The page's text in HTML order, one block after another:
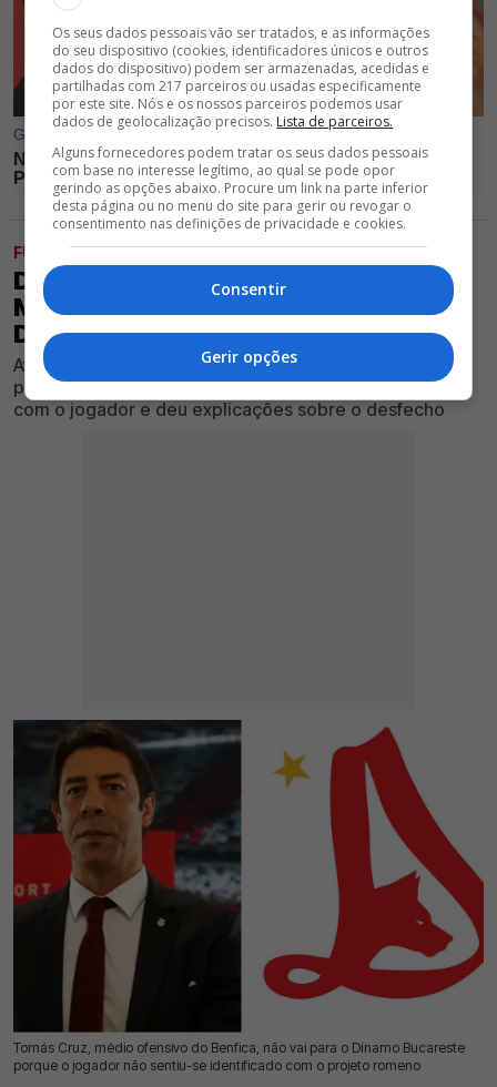
FUTEBOL
DÍNAMO BUCARESTE DESISTE DE
MÉDIO CRIATIVO DO BENFICA DEPOIS
DE "INTERAÇÃO NÃO POSITIVA"
Atleta da equipa encarnada estava com saída
preparada, mas clube romeno não chegou a acordo
com o jogador e deu explicações sobre o desfecho
Tomás Cruz, médio ofensivo do Benfica, não vai para o Dínamo Bucareste
porque o jogador não sentiu-se identificado com o projeto romeno
21 Jul 2026 | 12:30 | 0
Os seus dados pessoais vão ser tratados, e as informações
do seu dispositivo (cookies, identificadores únicos e outros
dados do dispositivo) podem ser armazenadas, acedidas e
partilhadas com 217 parceiros ou usadas especificamente
por este site. Nós e os nossos parceiros podemos usar
dados de geolocalização precisos. Lista de parceiros.
Alguns fornecedores podem tratar os seus dados pessoais
com base no interesse legítimo, ao qual se pode opor
gerindo as opções abaixo. Procure um link na parte inferior
desta página ou no menu do site para gerir ou revogar o
consentimento nas definições de privacidade e cookies.
Consentir
Gerir opções